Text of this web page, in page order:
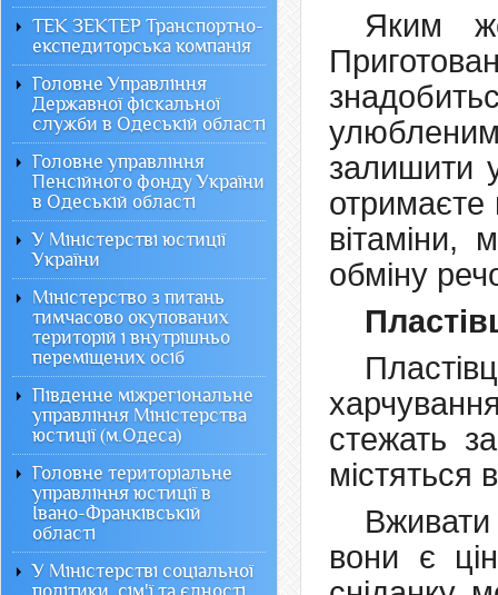
Яким
залишити
отримаєте
вітаміни,
обміну
стежать
містяться
вони є
ТЕК ЗЕКТЕР Транспортно-
експедиторська компанія
Головне Управління
Державної фіскальної
служби в Одеській області
Головне управління
Пенсійного фонду України
в Одеській області
У Міністерстві юстиції
України
Міністерство з питань
тимчасово окупованих
територій і внутрішньо
переміщених осіб
Південне міжрегіональне
управління Міністерства
юстиції (м.Одеса)
Головне територіальне
управління юстиції в
Івано-Франківській
області
У Міністерстві соціальної